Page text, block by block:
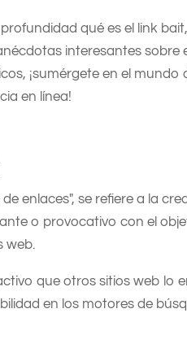
qué es el link
interesantes sobre
¡sumérgete en el mundo
en línea!
enlaces", se refiere a la
o provocativo con el
web.
que otros sitios web lo
en los motores de